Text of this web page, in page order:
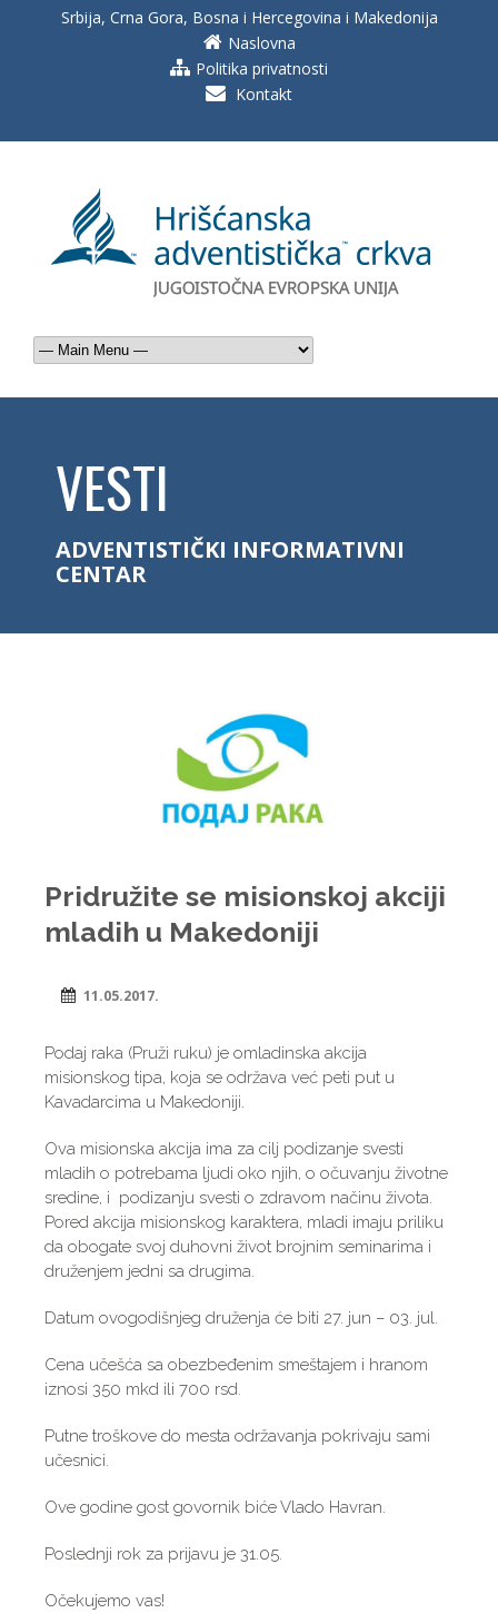
Srbija, Crna Gora, Bosna i Hercegovina i Makedonija
Naslovna
Politika privatnosti
Kontakt
VESTI
ADVENTISTIČKI INFORMATIVNI
CENTAR
Pridružite se misionskoj akciji
mladih u Makedoniji
11.05.2017.
Podaj raka (Pruži ruku) je omladinska akcija
misionskog tipa, koja se održava već peti put u
Kavadarcima u Makedoniji.
Ova misionska akcija ima za cilj podizanje svesti
mladih o potrebama ljudi oko njih, o očuvanju životne
sredine, i podizanju svesti o zdravom načinu života.
Pored akcija misionskog karaktera, mladi imaju priliku
da obogate svoj duhovni život brojnim seminarima i
druženjem jedni sa drugima.
Datum ovogodišnjeg druženja će biti 27. jun – 03. jul.
Cena učešća sa obezbeđenim smeštajem i hranom
iznosi 350 mkd ili 700 rsd.
Putne troškove do mesta održavanja pokrivaju sami
učesnici.
Ove godine gost govornik biće Vlado Havran.
Poslednji rok za prijavu je 31.05.
Očekujemo vas!